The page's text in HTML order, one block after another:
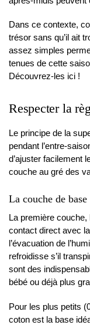
Dans ce contexte,
trésor sans qu’il ait
assez simples
tenues de cette
Découvrez-les ici !
Respecter la
Le principe de la
pendant l’entre-
d’ajuster facilement
couche au gré des
La couche de base
La première
contact direct avec
l’évacuation de
refroidisse s’il
sont des
bébé ou déjà plus
Pour les plus petits
coton est la base